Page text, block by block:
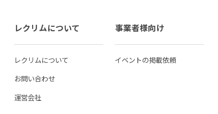
レクリムについて
レクリムについて
お問い合わせ
運営会社
事業者様向け
イベントの掲載依頼